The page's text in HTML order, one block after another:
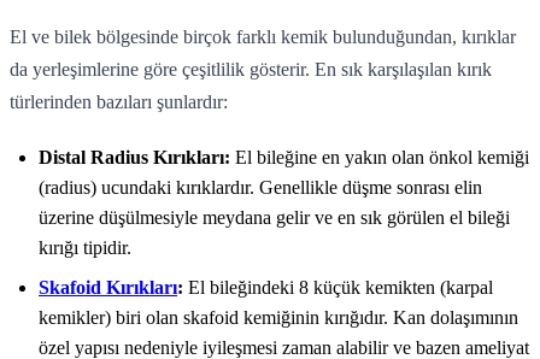
El ve bilek bölgesinde birçok farklı kemik bulunduğundan, kırıklar
da yerleşimlerine göre çeşitlilik gösterir. En sık karşılaşılan kırık
türlerinden bazıları şunlardır:
Distal Radius Kırıkları: El bileğine en yakın olan önkol kemiği
(radius) ucundaki kırıklardır. Genellikle düşme sonrası elin
üzerine düşülmesiyle meydana gelir ve en sık görülen el bileği
kırığı tipidir.
Skafoid Kırıkları: El bileğindeki 8 küçük kemikten (karpal
kemikler) biri olan skafoid kemiğinin kırığıdır. Kan dolaşımının
özel yapısı nedeniyle iyileşmesi zaman alabilir ve bazen ameliyat